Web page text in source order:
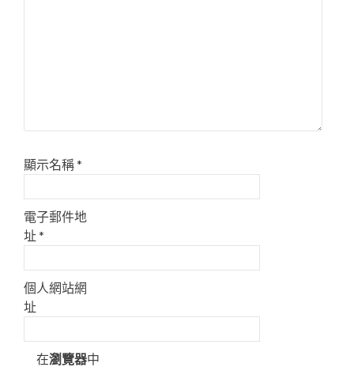
顯示名稱*
電子郵件地
址*
個人網站網
址
在瀏覽器中